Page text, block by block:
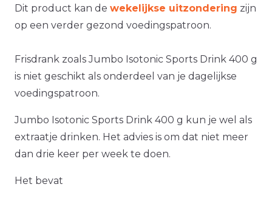
Dit product kan de wekelijkse uitzondering zijn
op een verder gezond voedingspatroon.
Frisdrank zoals Jumbo Isotonic Sports Drink 400 g
is niet geschikt als onderdeel van je dagelijkse
voedingspatroon.
Jumbo Isotonic Sports Drink 400 g kun je wel als
extraatje drinken. Het advies is om dat niet meer
dan drie keer per week te doen.
Het bevat